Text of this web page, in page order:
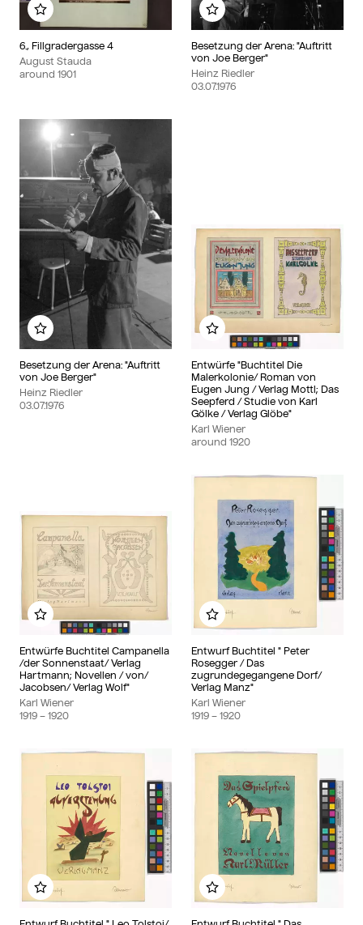
6., Fillgradergasse 4
August Stauda
around 1901
Add to my album
Besetzung der Arena: "Auftritt
von Joe Berger"
Heinz Riedler
03.07.1976
Add to my album
Besetzung der Arena: "Auftritt
von Joe Berger"
Heinz Riedler
03.07.1976
Add to my album
Entwürfe "Buchtitel Die
Malerkolonie/ Roman von
Eugen Jung / Verlag Mottl; Das
Seepferd / Studie von Karl
Gölke / Verlag Glöbe"
Karl Wiener
around 1920
Add to my album
Entwürfe Buchtitel Campanella
/der Sonnenstaat/ Verlag
Hartmann; Novellen / von/
Jacobsen/ Verlag Wolf"
Karl Wiener
1919 – 1920
Add to my album
Entwurf Buchtitel " Peter
Rosegger / Das
zugrundegegangene Dorf/
Verlag Manz"
Karl Wiener
1919 – 1920
Add to my album
Add to my album Add to my album